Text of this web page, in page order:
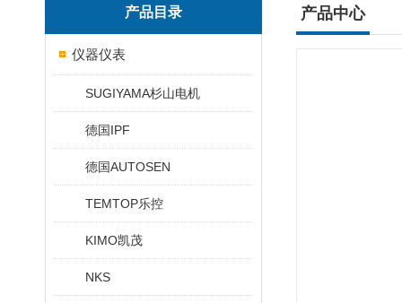
产品目录
仪器仪表
SUGIYAMA杉山电机
德国IPF
德国AUTOSEN
TEMTOP乐控
KIMO凯茂
NKS
产品中心